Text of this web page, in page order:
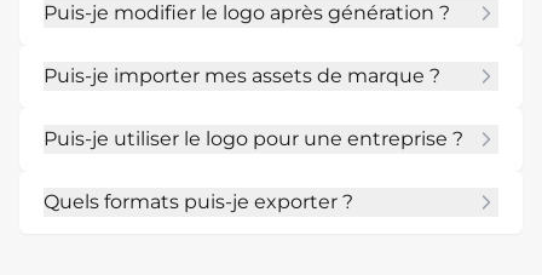
avec des crédits IA gratuits, puis peuvent
Puis-je modifier le logo après génération ?
couleur, espacement, forme ou style.
Puis-je importer mes assets de marque ?
couleurs ou images d'inspiration avant
Puis-je utiliser le logo pour une entreprise ?
mais vérifiez les marques et règles locales
Quels formats puis-je exporter ?